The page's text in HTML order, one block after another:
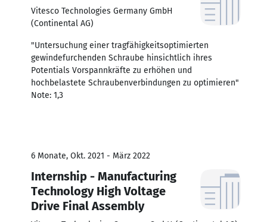
Vitesco Technologies Germany GmbH
(Continental AG)
"Untersuchung einer tragfähigkeitsoptimierten
gewindefurchenden Schraube hinsichtlich ihres
Potentials Vorspannkräfte zu erhöhen und
hochbelastete Schraubenverbindungen zu optimieren"
Note: 1,3
6 Monate, Okt. 2021 - März 2022
Internship - Manufacturing
Technology High Voltage
Drive Final Assembly